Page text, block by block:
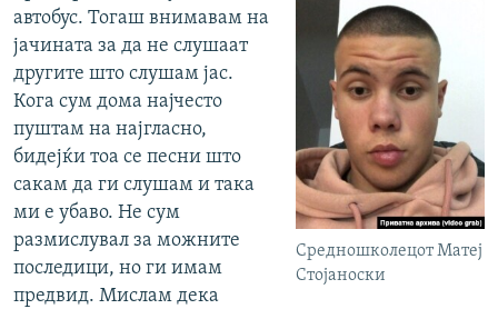
Средношколецот Матеј
Стојаноски
автобус. Тогаш внимавам на
јачината за да не слушаат
другите што слушам јас.
Кога сум дома најчесто
пуштам на најгласно,
бидејќи тоа се песни што
сакам да ги слушам и така
ми е убаво. Не сум
размислувал за можните
последици, но ги имам
предвид. Mислам дека